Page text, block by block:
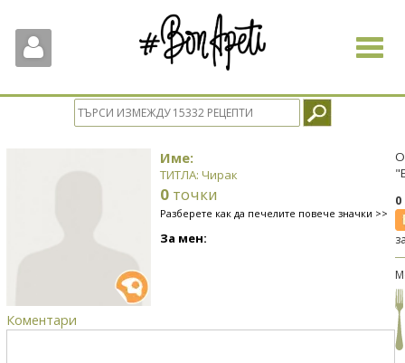
Toggle
Име:
ТИТЛА: Чирак
0 точки
Разберете как да печелите повече значки >>
За мен:
Коментари